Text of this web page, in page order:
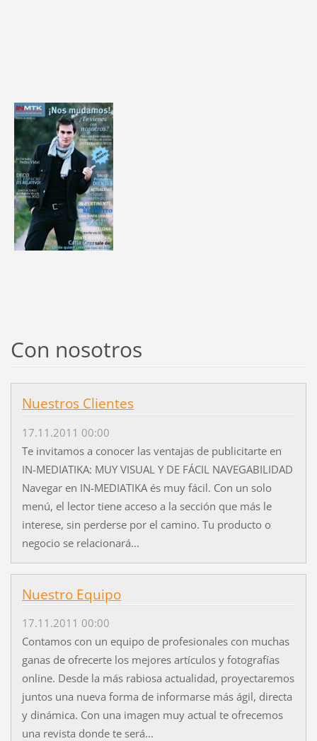
Con nosotros
Nuestros Clientes
17.11.2011 00:00
Te invitamos a conocer las ventajas de publicitarte en
IN-MEDIATIKA: MUY VISUAL Y DE FÁCIL NAVEGABILIDAD
Navegar en IN-MEDIATIKA és muy fácil. Con un solo
menú, el lector tiene acceso a la sección que más le
interese, sin perderse por el camino. Tu producto o
negocio se relacionará...
Nuestro Equipo
17.11.2011 00:00
Contamos con un equipo de profesionales con muchas
ganas de ofrecerte los mejores artículos y fotografías
online. Desde la más rabiosa actualidad, proyectaremos
juntos una nueva forma de informarse más ágil, directa
y dinámica. Con una imagen muy actual te ofrecemos
una revista donde te será...